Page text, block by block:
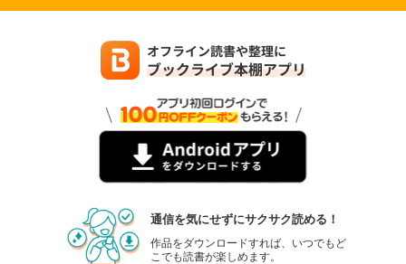
通信を気にせずにサクサク読める！
作品をダウンロードすれば、いつでもど
こでも読書が楽しめます。